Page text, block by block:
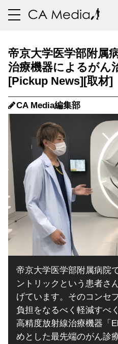
toggle
帝京大学医学部附属
治療機器によるがん
CA Media編集部
帝京大学医学部附属病院
ントリックという患者さ
げています。そのコンセ
負担をなるべく軽減すべ
高精度放射線治療機器「
めとした最先端のがん診